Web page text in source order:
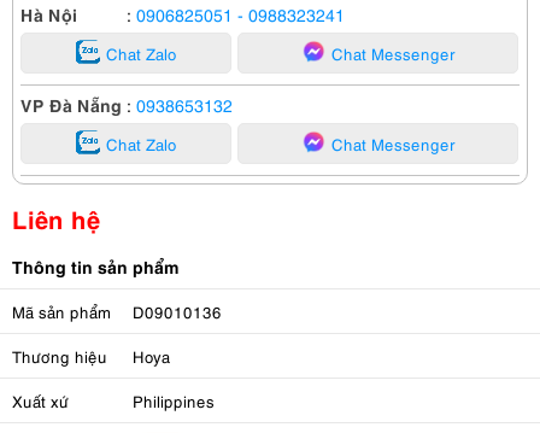
Hà Nội : 0906825051 - 0988323241
Chat Zalo Chat Messenger
VP Đà Nẵng : 0938653132
Chat Zalo Chat Messenger
Liên hệ
Thông tin sản phẩm
Mã sản phẩm D09010136
Thương hiệu Hoya
Xuất xứ Philippines